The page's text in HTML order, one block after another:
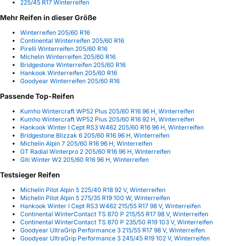
225/45 R17 Winterreifen
Mehr Reifen in dieser Größe
Winterreifen 205/60 R16
Continental Winterreifen 205/60 R16
Pirelli Winterreifen 205/60 R16
Michelin Winterreifen 205/60 R16
Bridgestone Winterreifen 205/60 R16
Hankook Winterreifen 205/60 R16
Goodyear Winterreifen 205/60 R16
Passende Top-Reifen
Kumho Wintercraft WP52 Plus 205/60 R16 96 H, Winterreifen
Kumho Wintercraft WP52 Plus 205/60 R16 92 H, Winterreifen
Hankook Winter I Cept RS3 W462 205/60 R16 96 H, Winterreifen
Bridgestone Blizzak 6 205/60 R16 96 H, Winterreifen
Michelin Alpin 7 205/60 R16 96 H, Winterreifen
GT Radial Winterpro 2 205/60 R16 96 H, Winterreifen
Giti Winter W2 205/60 R16 96 H, Winterreifen
Testsieger Reifen
Michelin Pilot Alpin 5 225/40 R18 92 V, Winterreifen
Michelin Pilot Alpin 5 275/35 R19 100 W, Winterreifen
Hankook Winter I Cept RS3 W462 215/55 R17 98 V, Winterreifen
Continental WinterContact TS 870 P 215/55 R17 98 V, Winterreifen
Continental WinterContact TS 870 P 235/50 R19 103 V, Winterreifen
Goodyear UltraGrip Performance 3 215/55 R17 98 V, Winterreifen
Goodyear UltraGrip Performance 3 245/45 R19 102 V, Winterreifen